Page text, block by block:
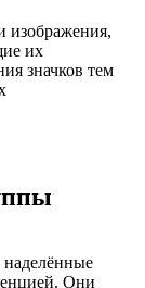
изображения,
их
значков тем
Они